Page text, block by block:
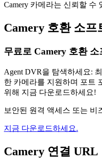
Camery 카메라는 신뢰할 수
Camery 호환 소프
무료로 Camery 호환 소
Agent DVR을 탐색하세요:
한 카메라를 지원하며 포트
위해 지금 다운로드하세요!
보안된 원격 액세스 또는 비
지금 다운로드하세요.
Camery 연결 URL